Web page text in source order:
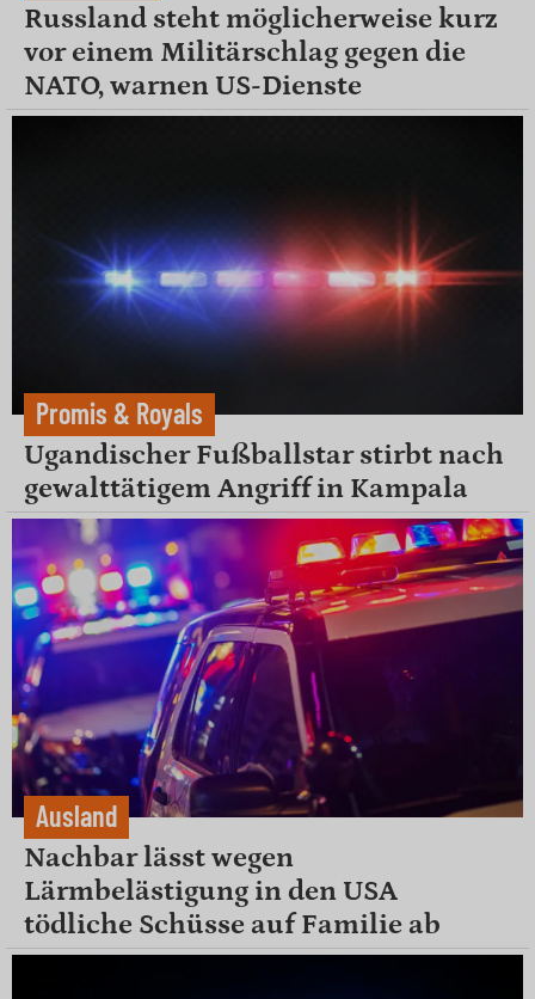
Russland steht möglicherweise kurz
vor einem Militärschlag gegen die
NATO, warnen US-Dienste
Promis & Royals
Ugandischer Fußballstar stirbt nach
gewalttätigem Angriff in Kampala
Ausland
Nachbar lässt wegen
Lärmbelästigung in den USA
tödliche Schüsse auf Familie ab